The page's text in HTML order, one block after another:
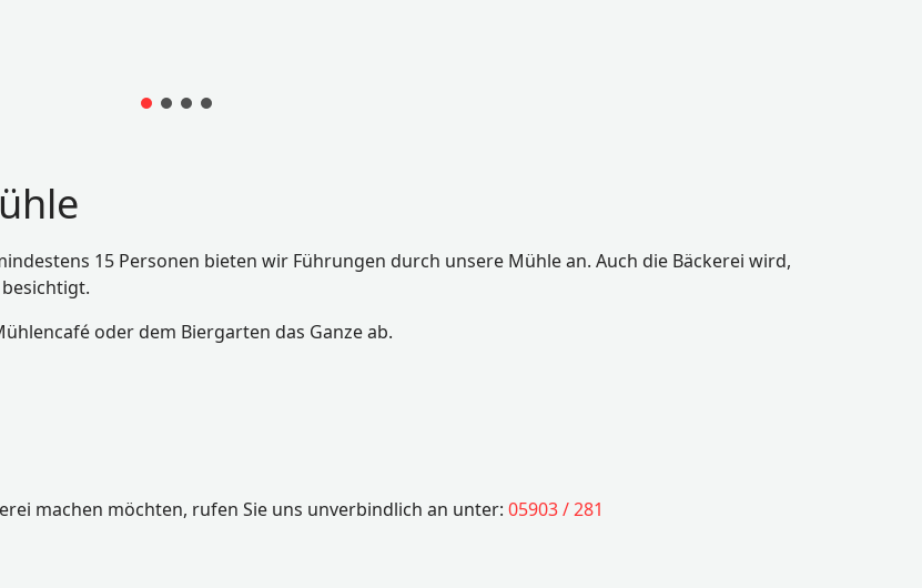
15 Personen bieten wir Führungen durch unsere Mühle an. Auch die Bäckerei wird,
oder dem Biergarten das Ganze ab.
machen möchten, rufen Sie uns unverbindlich an unter: 05903 / 281